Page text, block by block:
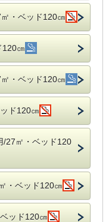
・ベッド120㎝
120㎝
・ベッド120㎝
ド120㎝
27㎡・ベッド120
・ベッド120㎝
ッド120㎝